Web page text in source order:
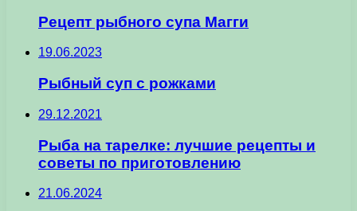
Рецепт рыбного супа Магги
19.06.2023
Рыбный суп с рожками
29.12.2021
Рыба на тарелке: лучшие рецепты и
советы по приготовлению
21.06.2024